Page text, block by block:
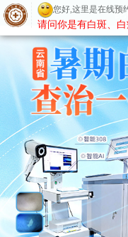
昆
您好,这里是在线预
请问你是有白斑、